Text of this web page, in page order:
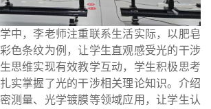
中，李老师注重联系生活实际，以肥皂
色条纹为例，让学生直观感受光的干涉
思维实现有效教学互动，学生积极思考
实掌握了光的干涉相关理论知识。介绍
测量、光学镀膜等领域应用，让学生认